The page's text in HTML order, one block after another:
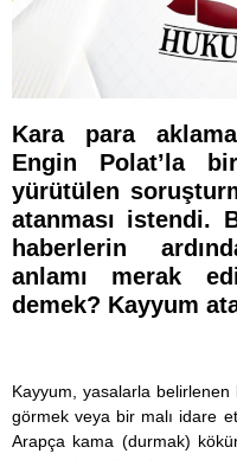
Kara para
Engin Polat’la
yürütülen
atanması istendi.
haberlerin
anlamı merak
demek? Kayyum
Kayyum, yasalarla
görmek veya bir malı idare
Arapça kama (durmak)